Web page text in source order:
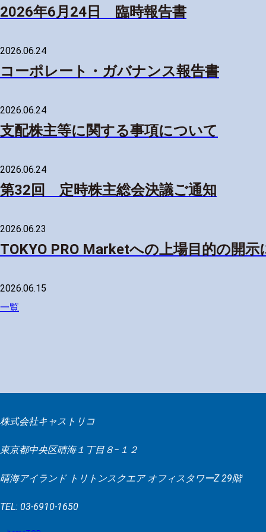
2026年6月24日 臨時報告書
2026.06.24
コーポレート・ガバナンス報告書
2026.06.24
支配株主等に関する事項について
2026.06.24
第32回 定時株主総会決議ご通知
2026.06.23
TOKYO PRO Marketへの上場目的の開示
2026.06.15
一覧
株式会社キャストリコ
東京都中央区晴海１丁目８−１２
晴海アイランド トリトンスクエア オフィスタワーZ 29階
TEL: 03-6910-1650